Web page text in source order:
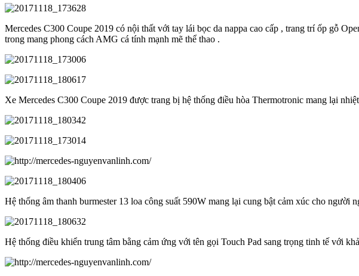
Mercedes C300 Coupe 2019 có nội thất với tay lái bọc da nappa cao cấp , trang trí ốp gỗ
trong mang phong cách AMG cá tính mạnh mẽ thể thao .
Xe Mercedes C300 Coupe 2019 được trang bị hệ thống điều hòa Thermotronic mang lại
Hệ thống âm thanh burmester 13 loa công suất 590W mang lại cung bật cảm xúc cho
Hệ thống điều khiển trung tâm bằng cảm ứng với tên gọi Touch Pad sang trọng tinh tế với